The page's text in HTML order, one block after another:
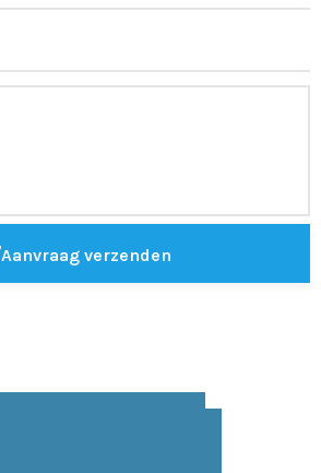
Aanvraag verzenden